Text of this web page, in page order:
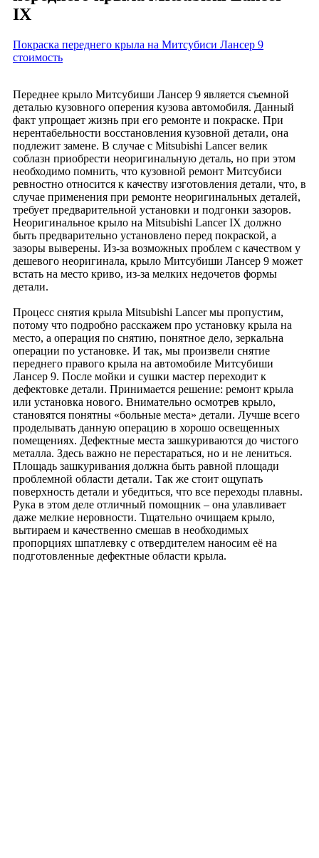
IX
Покраска переднего крыла на Митсубиси Лансер 9
стоимость
Переднее крыло Митсубиши Лансер 9 является съемной
деталью кузовного оперения кузова автомобиля. Данный
факт упрощает жизнь при его ремонте и покраске. При
нерентабельности восстановления кузовной детали, она
подлежит замене. В случае с Mitsubishi Lancer велик
соблазн приобрести неоригинальную деталь, но при этом
необходимо помнить, что кузовной ремонт Митсубиси
ревностно относится к качеству изготовления детали, что, в
случае применения при ремонте неоригинальных деталей,
требует предварительной установки и подгонки зазоров.
Неоригинальное крыло на Mitsubishi Lancer IX должно
быть предварительно установлено перед покраской, а
зазоры выверены. Из-за возможных проблем с качеством у
дешевого неоригинала, крыло Митсубиши Лансер 9 может
встать на место криво, из-за мелких недочетов формы
детали.
Процесс снятия крыла Mitsubishi Lancer мы пропустим,
потому что подробно расскажем про установку крыла на
место, а операция по снятию, понятное дело, зеркальна
операции по установке. И так, мы произвели снятие
переднего правого крыла на автомобиле Митсубиши
Лансер 9. После мойки и сушки мастер переходит к
дефектовке детали. Принимается решение: ремонт крыла
или установка нового. Внимательно осмотрев крыло,
становятся понятны «больные места» детали. Лучше всего
проделывать данную операцию в хорошо освещенных
помещениях. Дефектные места зашкуриваются до чистого
металла. Здесь важно не перестараться, но и не лениться.
Площадь зашкуривания должна быть равной площади
проблемной области детали. Так же стоит ощупать
поверхность детали и убедиться, что все переходы плавны.
Рука в этом деле отличный помощник – она улавливает
даже мелкие неровности. Тщательно очищаем крыло,
вытираем и качественно смешав в необходимых
пропорциях шпатлевку с отвердителем наносим её на
подготовленные дефектные области крыла.